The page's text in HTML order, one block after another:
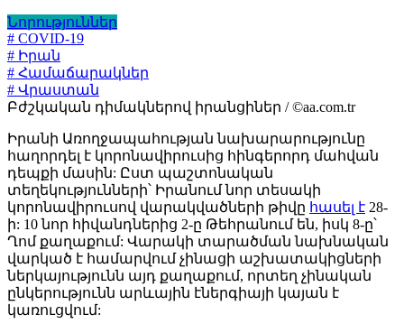
Նորություններ
# COVID-19
# Իրան
# Համաճարակներ
# Վրաստան
Բժշկական դիմակներով իրանցիներ / ©aa.com.tr
Իրանի Առողջապահության նախարարությունը
հաղորդել է կորոնավիրուսից հինգերորդ մահվան
դեպքի մասին: Ըստ պաշտոնական
տեղեկությունների՝ Իրանում նոր տեսակի
կորոնավիրուսով վարակվածների թիվը հասել է 28-
ի: 10 նոր հիվանդներից 2-ը Թեհրանում են, իսկ 8-ը՝
Ղոմ քաղաքում: Վարակի տարածման նախնական
վարկած է համարվում չինացի աշխատակիցների
ներկայությունն այդ քաղաքում, որտեղ չինական
ընկերությունն արևային էներգիայի կայան է
կառուցվում: